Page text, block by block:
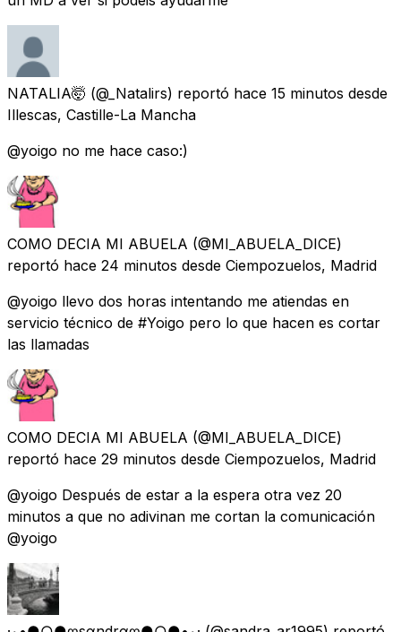
NATALIA🤯 (@_Natalirs) reportó hace 15 minutos desde
Illescas, Castille-La Mancha
@yoigo no me hace caso:)
COMO DECIA MI ABUELA (@MI_ABUELA_DICE)
reportó hace 24 minutos desde Ciempozuelos, Madrid
@yoigo llevo dos horas intentando me atiendas en
servicio técnico de #Yoigo pero lo que hacen es cortar
las llamadas
COMO DECIA MI ABUELA (@MI_ABUELA_DICE)
reportó hace 29 minutos desde Ciempozuelos, Madrid
@yoigo Después de estar a la espera otra vez 20
minutos a que no adivinan me cortan la comunicación
@yoigo